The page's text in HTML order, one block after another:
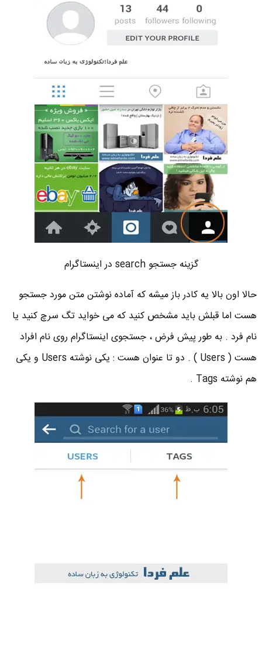
گزینه جستجو search در اینستاگرام
حالا اون بالا یه کادر باز میشه که آماده نوشتن متن مورد جستجو
هست اما قبلش باید مشخص کنید که می خواید تگ سرچ کنید یا
نام فرد . به طور پیش فرض ، جستجوی اینستاگرام روی نام افراد
هست ( Users ) . دو تا عنوان هست : یکی نوشته Users و یکی
هم نوشته Tags .